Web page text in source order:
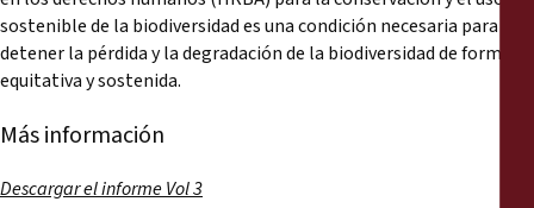
sostenible de la biodiversidad es una condición necesaria para
detener la pérdida y la degradación de la biodiversidad de forma
equitativa y sostenida.
Más información
Descargar el informe Vol 3